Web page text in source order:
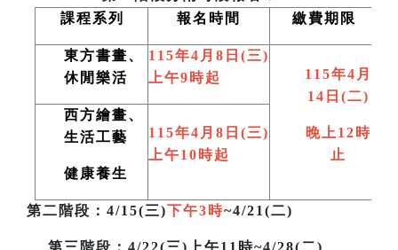
課程系列
報名時間 繳費期限
東方書畫、
休閒樂活
115年4月8日(三)
上午9時起
115年4月
14日(二)
晚上12時
止
西方繪畫、
生活工藝
健康養生
115年4月8日(三)
上午10時起
第二階段 ：4/15(三) 下午3時~4/21(二)